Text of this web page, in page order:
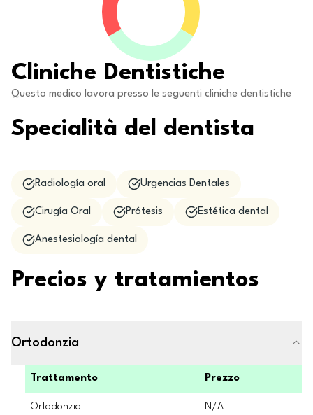
Cliniche Dentistiche
Questo medico lavora presso le seguenti cliniche dentistiche
Specialità del dentista
Radiología oral Urgencias Dentales
Cirugía Oral Prótesis Estética dental
Anestesiología dental
Precios y tratamientos
Ortodonzia
Trattamento Prezzo
Ortodonzia N/A